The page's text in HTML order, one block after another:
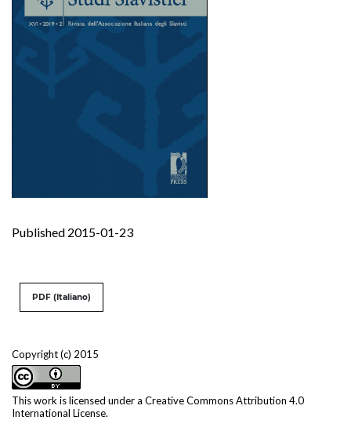
Published 2015-01-23
Copyright (c) 2015
This work is licensed under a Creative Commons Attribution 4.0
International License.
PDF (Italiano)